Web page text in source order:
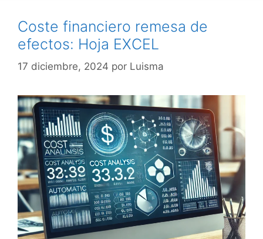
Coste financiero remesa de
efectos: Hoja EXCEL
17 diciembre, 2024 por Luisma